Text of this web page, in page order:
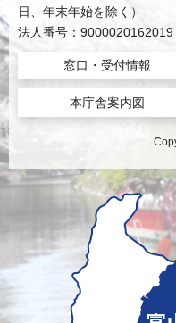
日、年末年始を除く）
法人番号：9000020162019
窓口・受付情報
本庁舎案内図